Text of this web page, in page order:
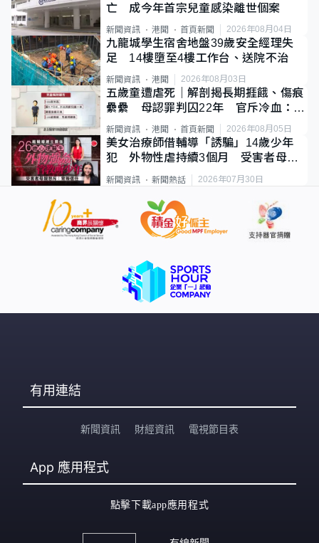
亡 成今年首宗兒童感染離世個案
新聞資訊 港聞 首頁新聞 2026年08月04日
九龍城學生宿舍地盤39歲安全經理失
足 14樓墮至4樓工作台、送院不治
新聞資訊 港聞 2026年08月03日
五歲童遭虐死｜解剖揭長期捱餓、傷痕
纍纍 母認罪判囚22年 官斥冷血：同
類案最惡劣
新聞資訊 港聞 首頁新聞 2026年08月05日
美女治療師借輔導「誘騙」14歲少年
犯 外物性虐持續3個月 受害者母：
要保護其他人
新聞資訊 新聞熱話 2026年07月30日
有用連結
新聞資訊 財經資訊 電視節目表
App 應用程式
點擊下載app應用程式